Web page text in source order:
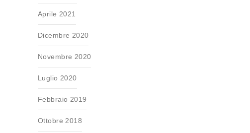
Aprile 2021
Dicembre 2020
Novembre 2020
Luglio 2020
Febbraio 2019
Ottobre 2018